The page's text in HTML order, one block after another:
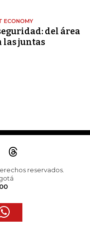
ECONOMY
del área
las juntas
reservados.